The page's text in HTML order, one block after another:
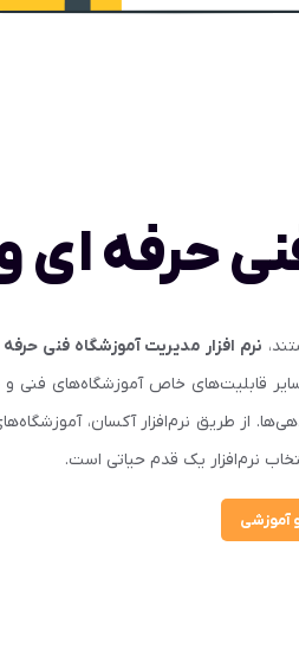
حرفه ای و
نرم افزار مدیریت آموزشگاه فنی حرفه
قابلیت‌های خاص آموزشگاه‌های فنی و
از طریق نرم‌افزار آکسان،
نرم‌افزار یک قدم حیاتی است.
آموزشی